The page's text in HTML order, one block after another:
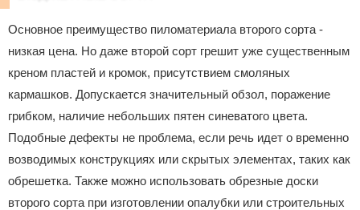
Основное преимущество пиломатериала второго сорта -
низкая цена. Но даже второй сорт грешит уже существенным
креном пластей и кромок, присутствием смоляных
кармашков. Допускается значительный обзол, поражение
грибком, наличие небольших пятен синеватого цвета.
Подобные дефекты не проблема, если речь идет о временно
возводимых конструкциях или скрытых элементах, таких как
обрешетка. Также можно использовать обрезные доски
второго сорта при изготовлении опалубки или строительных